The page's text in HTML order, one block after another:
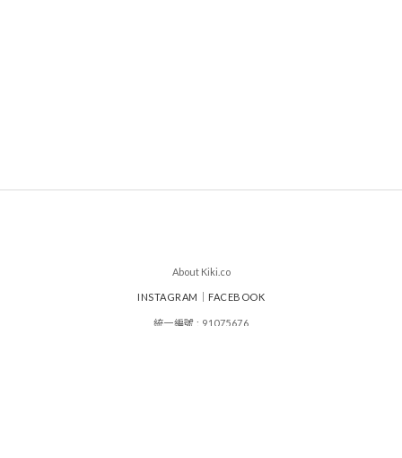
About Kiki.co
INSTAGRAM FACEBOOK
統一編號 : 91075676